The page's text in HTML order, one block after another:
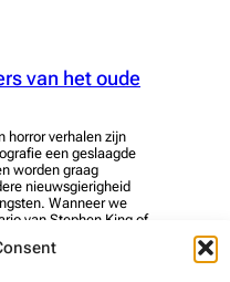
van het oude
horror verhalen zijn
een geslaagde
worden graag
nieuwsgierigheid
Wanneer we
van Stephen King of